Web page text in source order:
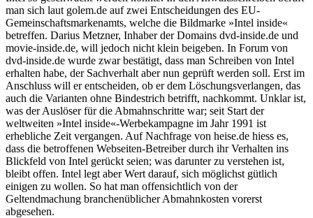
man sich laut golem.de auf zwei Entscheidungen des EU-
Gemeinschaftsmarkenamts, welche die Bildmarke »Intel inside«
betreffen. Darius Metzner, Inhaber der Domains dvd-inside.de und
movie-inside.de, will jedoch nicht klein beigeben. In Forum von
dvd-inside.de wurde zwar bestätigt, dass man Schreiben von Intel
erhalten habe, der Sachverhalt aber nun geprüft werden soll. Erst im
Anschluss will er entscheiden, ob er dem Löschungsverlangen, das
auch die Varianten ohne Bindestrich betrifft, nachkommt. Unklar ist,
was der Auslöser für die Abmahnschritte war; seit Start der
weltweiten »Intel inside«-Werbekampagne im Jahr 1991 ist
erhebliche Zeit vergangen. Auf Nachfrage von heise.de hiess es,
dass die betroffenen Webseiten-Betreiber durch ihr Verhalten ins
Blickfeld von Intel gerückt seien; was darunter zu verstehen ist,
bleibt offen. Intel legt aber Wert darauf, sich möglichst gütlich
einigen zu wollen. So hat man offensichtlich von der
Geltendmachung branchenüblicher Abmahnkosten vorerst
abgesehen.